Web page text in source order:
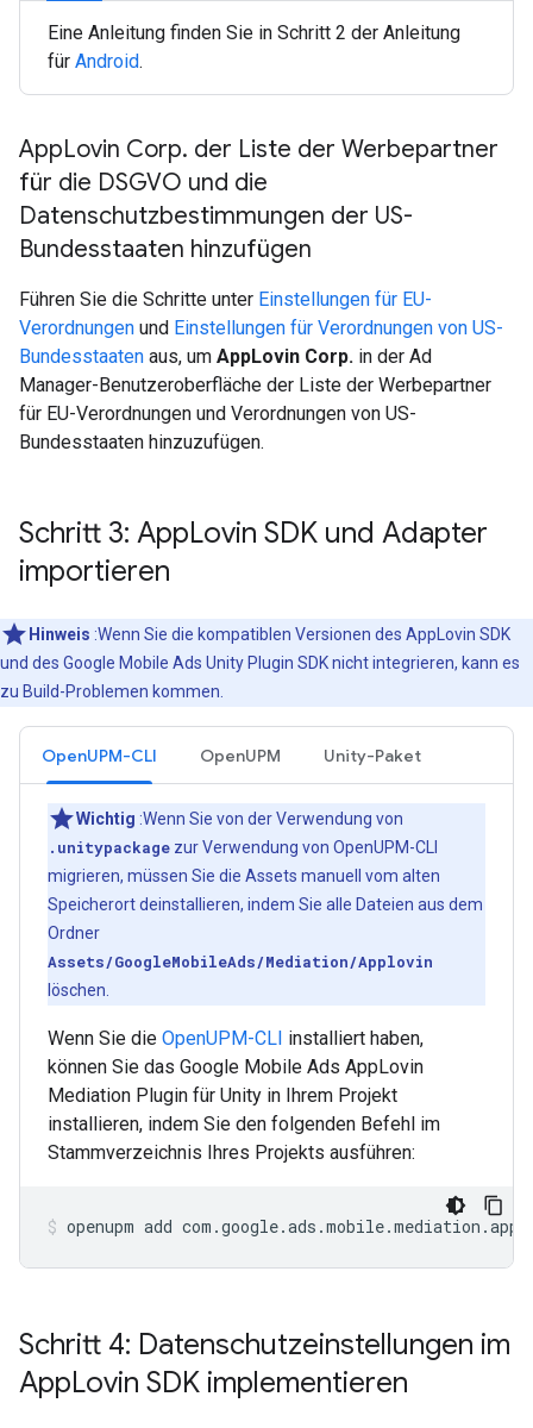
Eine Anleitung finden Sie in Schritt 2 der Anleitung
für Android.
AppLovin Corp. der Liste der Werbepartner
für die DSGVO und die
Datenschutzbestimmungen der US-
Bundesstaaten hinzufügen
Führen Sie die Schritte unter Einstellungen für EU-
Verordnungen und Einstellungen für Verordnungen von US-
Bundesstaaten aus, um AppLovin Corp. in der Ad
Manager-Benutzeroberfläche der Liste der Werbepartner
für EU-Verordnungen und Verordnungen von US-
Bundesstaaten hinzuzufügen.
Schritt 3: AppLovin SDK und Adapter
importieren
Hinweis :Wenn Sie die kompatiblen Versionen des AppLovin SDK
und des Google Mobile Ads Unity Plugin SDK nicht integrieren, kann es
zu Build-Problemen kommen.
OpenUPM-CLI OpenUPM Unity-Paket
Wichtig :Wenn Sie von der Verwendung von
.unitypackage zur Verwendung von OpenUPM-CLI
migrieren, müssen Sie die Assets manuell vom alten
Speicherort deinstallieren, indem Sie alle Dateien aus dem
Ordner
Assets/GoogleMobileAds/Mediation/Applovin
löschen.
Wenn Sie die OpenUPM-CLI installiert haben,
können Sie das Google Mobile Ads AppLovin
Mediation Plugin für Unity in Ihrem Projekt
installieren, indem Sie den folgenden Befehl im
Stammverzeichnis Ihres Projekts ausführen:
openupm add
Schritt 4: Datenschutzeinstellungen im
AppLovin SDK implementieren